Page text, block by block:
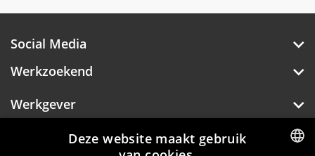
Social Media
Werkzoekend
Werkgever
Over Hotelprofessionals
Deze website maakt gebruik